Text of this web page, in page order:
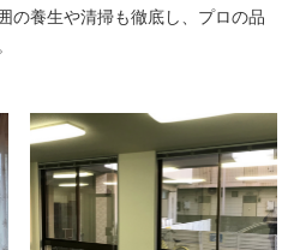
の養生や清掃も徹底し、プロの品